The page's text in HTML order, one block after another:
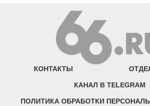
КОНТАКТЫ
КАНАЛ В TELEGRAM
ПОЛИТИКА ОБРАБОТКИ